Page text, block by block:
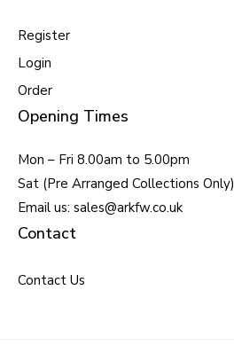
Register
Login
Order
Opening Times
Mon – Fri 8.00am to 5.00pm
Sat (Pre Arranged Collections Only)
Email us: sales@arkfw.co.uk
Contact
Contact Us